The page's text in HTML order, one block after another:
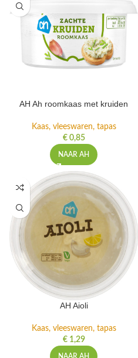
AH Ah roomkaas met kruiden
Kaas, vleeswaren, tapas
€0,85
NAAR AH
AH Aioli
Kaas, vleeswaren, tapas
€1,29
NAAR AH